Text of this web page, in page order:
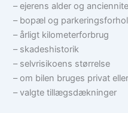
– ejerens alder og
– bopæl og
– årligt kilometerforbrug
– skadeshistorik
– selvrisikoens størrelse
– om bilen bruges privat
– valgte tillægsdækninger